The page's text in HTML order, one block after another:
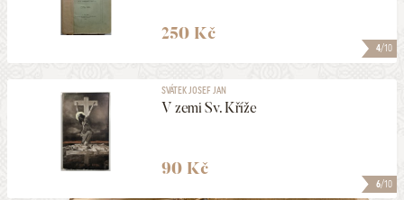
4/10
250 Kč
6/10
SVÁTEK JOSEF JAN
V zemi Sv. Kříže
90 Kč